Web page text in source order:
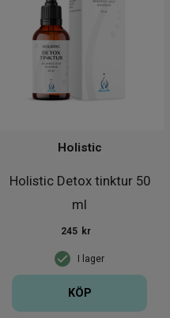
Holistic Detox tinktur 50
ml
Holistic
I lager
245 kr
KÖP